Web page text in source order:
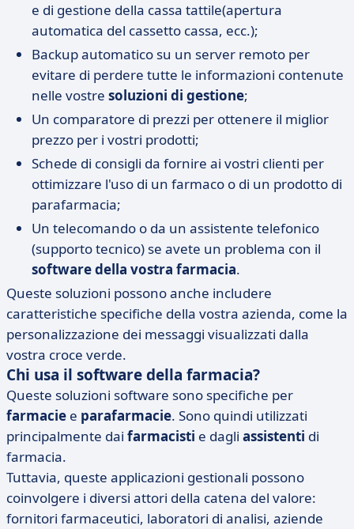
e di gestione della cassa tattile(apertura
automatica del cassetto cassa, ecc.);
Backup automatico su un server remoto per
evitare di perdere tutte le informazioni contenute
nelle vostre soluzioni di gestione;
Un comparatore di prezzi per ottenere il miglior
prezzo per i vostri prodotti;
Schede di consigli da fornire ai vostri clienti per
ottimizzare l'uso di un farmaco o di un prodotto di
parafarmacia;
Un telecomando o da un assistente telefonico
(supporto tecnico) se avete un problema con il
software della vostra farmacia.
Queste soluzioni possono anche includere
caratteristiche specifiche della vostra azienda, come la
personalizzazione dei messaggi visualizzati dalla
vostra croce verde.
Chi usa il software della farmacia?
Queste soluzioni software sono specifiche per
farmacie e parafarmacie. Sono quindi utilizzati
principalmente dai farmacisti e dagli assistenti di
farmacia.
Tuttavia, queste applicazioni gestionali possono
coinvolgere i diversi attori della catena del valore:
fornitori farmaceutici, laboratori di analisi, aziende